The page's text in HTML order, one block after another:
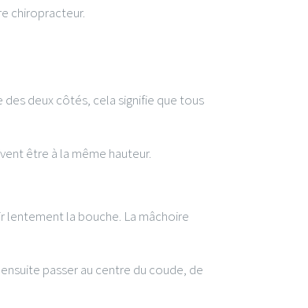
chiropracteur.
deux côtés, cela signifie que tous
être à la même hauteur.
lentement la bouche. La mâchoire
passer au centre du coude, de